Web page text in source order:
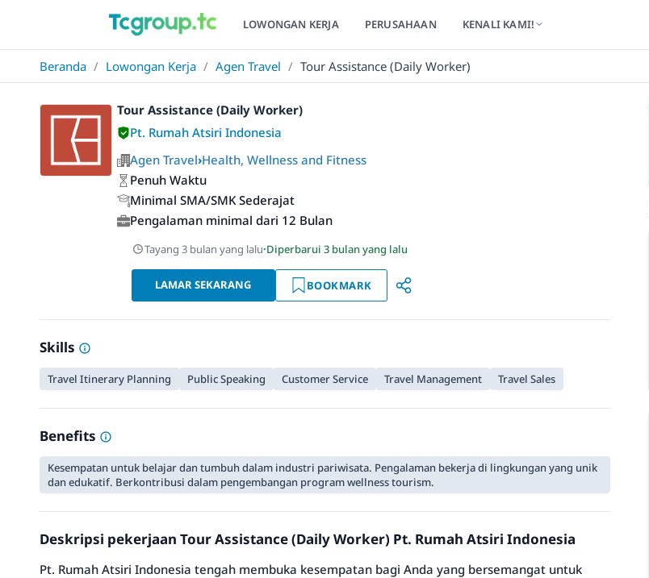
LOWONGAN KERJA PERUSAHAAN KENALI KAMI!
Beranda / Lowongan Kerja / Agen Travel / Tour Assistance (Daily Worker)
Tour Assistance (Daily Worker)
Pt. Rumah Atsiri Indonesia
Agen Travel›Health, Wellness and Fitness
Penuh Waktu
Minimal SMA/SMK Sederajat
Pengalaman minimal dari 12 Bulan
Tayang 3 bulan yang lalu·Diperbarui 3 bulan yang lalu
LAMAR SEKARANG BOOKMARK
Skills
Travel Itinerary Planning Public Speaking Customer Service Travel Management Travel Sales
Benefits
Kesempatan untuk belajar dan tumbuh dalam industri pariwisata. Pengalaman bekerja di lingkungan yang unik
dan edukatif. Berkontribusi dalam pengembangan program wellness tourism.
Deskripsi pekerjaan Tour Assistance (Daily Worker) Pt. Rumah Atsiri Indonesia
Pt. Rumah Atsiri Indonesia tengah membuka kesempatan bagi Anda yang bersemangat untuk